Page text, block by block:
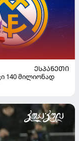
ᲔᲡᲞᲐᲜᲔᲗᲘ
140 მილიონად